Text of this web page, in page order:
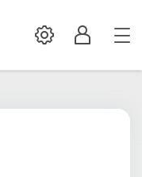
SettingsProfil